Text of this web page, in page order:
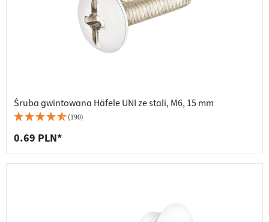
Śruba gwintowana Häfele UNI ze stali, M6, 15 mm
(190)
0.69 PLN*